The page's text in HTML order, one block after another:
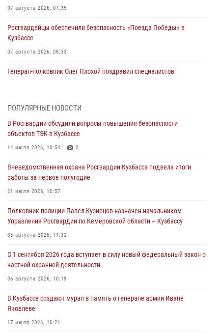
07 августа 2026, 07:35
Росгвардейцы обеспечили безопасность «Поезда Победы» в
Кузбассе
07 августа 2026, 06:33
Генерал-полковник Олег Плохой поздравил специалистов
07 августа 2026, 05:32
С 1 сентября 2026 года вступает в силу новый федеральный закон о
частной охранной деятельности
06 августа 2026, 10:19
Росгвардейцы задержали предполагаемого виновника причинения
ножевого ранения кемеровчанину
06 августа 2026, 09:18
Росгвардейцы задержали мужчину, повредившего имущество
горожанки
06 августа 2026, 08:17
Росгвардейцы пресекли противоправные действия и защитили
новокузнечанку от агрессивного знакомого
06 августа 2026, 07:16
ПОПУЛЯРНЫЕ НОВОСТИ
В Росгвардии обсудили вопросы повышения безопасности
объектов ТЭК в Кузбассе
14 июля 2026, 10:54 2
Вневедомственная охрана Росгвардии Кузбасса подвела итоги
работы за первое полугодие
21 июля 2026, 10:57
Полковник полиции Павел Кузнецов назначен начальником
Управления Росгвардии по Кемеровской области – Кузбассу
03 августа 2026, 11:32
С 1 сентября 2026 года вступает в силу новый федеральный закон о
частной охранной деятельности
06 августа 2026, 10:19
В Кузбассе создают мурал в память о генерале армии Иване
Яковлеве
17 июля 2026, 10:21